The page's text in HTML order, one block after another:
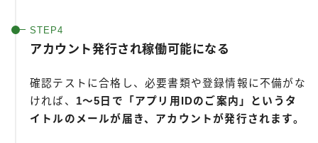
アカウント発行され稼働可能になる
確認テストに合格し、必要書類や登録情報に不備がな
ければ、 1～5日で「アプリ用IDのご案内」というタ
イトルのメールが届き、アカウントが発行されます。